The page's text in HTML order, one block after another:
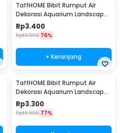
TaffHOME Bibit Rumput Air
Dekorasi Aquarium Landscape
Ornament 10g Big Fescue -
H0027
Rp3.400
Rp13.900 76%
+ Keranjang
TaffHOME Bibit Rumput Air
Dekorasi Aquarium Landscape
Ornament 10g Small Fescue -
H0027
Rp3.300
Rp13.900 77%